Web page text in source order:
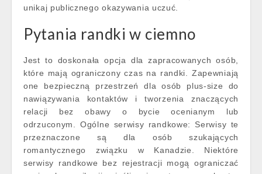
unikaj publicznego okazywania uczuć.
Pytania randki w ciemno
Jest to doskonała opcja dla zapracowanych osób,
które mają ograniczony czas na randki. Zapewniają
one bezpieczną przestrzeń dla osób plus-size do
nawiązywania kontaktów i tworzenia znaczących
relacji bez obawy o bycie ocenianym lub
odrzuconym. Ogólne serwisy randkowe: Serwisy te
przeznaczone są dla osób szukających
romantycznego związku w Kanadzie. Niektóre
serwisy randkowe bez rejestracji mogą ograniczać